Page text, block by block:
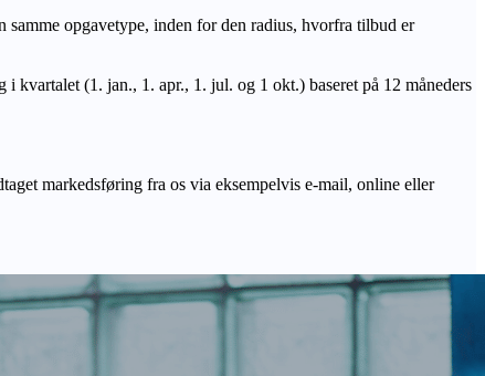
opgavetype, inden for den radius, hvorfra tilbud er
kvartalet (1. jan., 1. apr., 1. jul. og 1 okt.) baseret på 12 måneders
markedsføring fra os via eksempelvis e-mail, online eller